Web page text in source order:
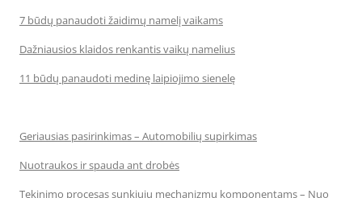
7 būdų panaudoti žaidimų namelį vaikams
Dažniausios klaidos renkantis vaikų namelius
11 būdų panaudoti medinę laipiojimo sienelę
Geriausias pasirinkimas – Automobilių supirkimas
Nuotraukos ir spauda ant drobės
Tekinimo procesas sunkiųjų mechanizmų komponentams – Nuo